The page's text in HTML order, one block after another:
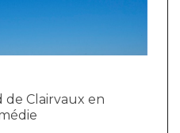
de Clairvaux en